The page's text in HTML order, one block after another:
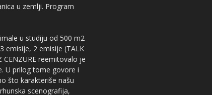
u zemlji. Program
u studiju od 500 m2
emisije, 2 emisije (TALK
reemitovalo je
U prilog tome govore i
što karakteriše našu
scenografija,